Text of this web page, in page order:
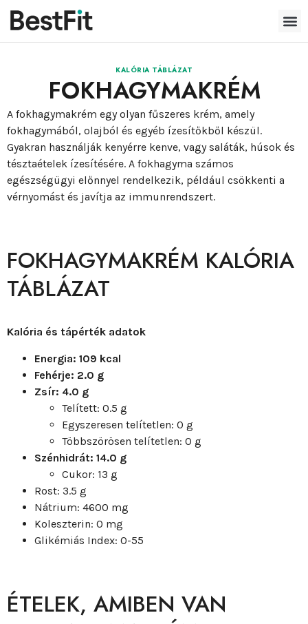
KALÓRIA TÁBLÁZAT
FOKHAGYMAKRÉM
A fokhagymakrém egy olyan fűszeres krém, amely
fokhagymából, olajból és egyéb ízesítőkből készül.
Gyakran használják kenyérre kenve, vagy saláták, húsok és
tésztaételek ízesítésére. A fokhagyma számos
egészségügyi előnnyel rendelkezik, például csökkenti a
vérnyomást és javítja az immunrendszert.
FOKHAGYMAKRÉM KALÓRIA
TÁBLÁZAT
Kalória és tápérték adatok
Energia: 109 kcal
Fehérje: 2.0 g
Zsír: 4.0 g
Telített: 0.5 g
Egyszeresen telítetlen: 0 g
Többszörösen telítetlen: 0 g
Szénhidrát: 14.0 g
Cukor: 13 g
Rost: 3.5 g
Nátrium: 4600 mg
Koleszterin: 0 mg
Glikémiás Index: 0-55
ÉTELEK, AMIBEN VAN